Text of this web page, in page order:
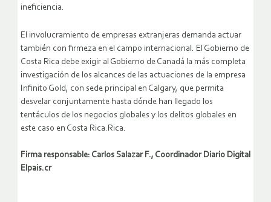
ineficiencia.
El involucramiento de empresas extranjeras demanda actuar
también con firmeza en el campo internacional. El Gobierno de
Costa Rica debe exigir al Gobierno de Canadá la más completa
investigación de los alcances de las actuaciones de la empresa
Infinito Gold, con sede principal en Calgary, que permita
desvelar conjuntamente hasta dónde han llegado los
tentáculos de los negocios globales y los delitos globales en
este caso en Costa Rica.Rica.
Firma responsable: Carlos Salazar F., Coordinador Diario Digital
Elpais.cr